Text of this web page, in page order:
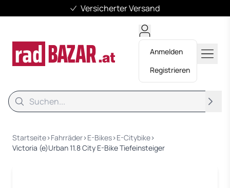
Versicherter Versand
Anmelden
Registrieren
Suche
Startseite›Fahrräder›E-Bikes›E-Citybike›
Victoria (e)Urban 11.8 City E-Bike Tiefeinsteiger